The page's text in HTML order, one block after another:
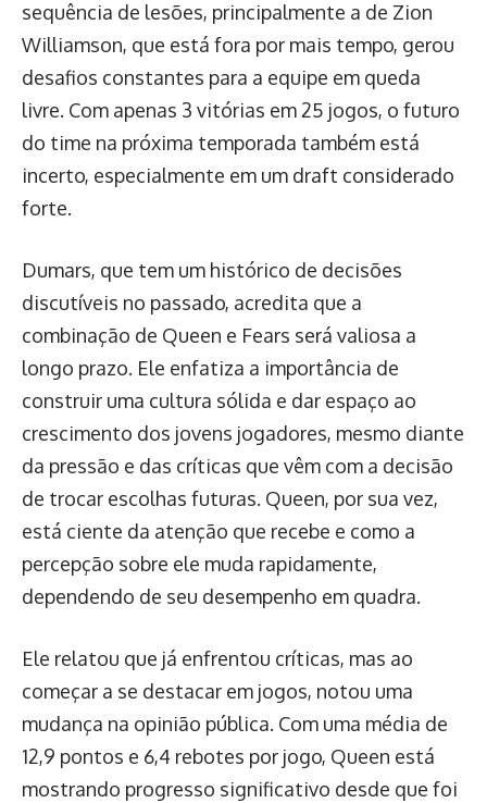
sequência de lesões, principalmente a de Zion
Williamson, que está fora por mais tempo, gerou
desafios constantes para a equipe em queda
livre. Com apenas 3 vitórias em 25 jogos, o futuro
do time na próxima temporada também está
incerto, especialmente em um draft considerado
forte.
Dumars, que tem um histórico de decisões
discutíveis no passado, acredita que a
combinação de Queen e Fears será valiosa a
longo prazo. Ele enfatiza a importância de
construir uma cultura sólida e dar espaço ao
crescimento dos jovens jogadores, mesmo diante
da pressão e das críticas que vêm com a decisão
de trocar escolhas futuras. Queen, por sua vez,
está ciente da atenção que recebe e como a
percepção sobre ele muda rapidamente,
dependendo de seu desempenho em quadra.
Ele relatou que já enfrentou críticas, mas ao
começar a se destacar em jogos, notou uma
mudança na opinião pública. Com uma média de
12,9 pontos e 6,4 rebotes por jogo, Queen está
mostrando progresso significativo desde que foi